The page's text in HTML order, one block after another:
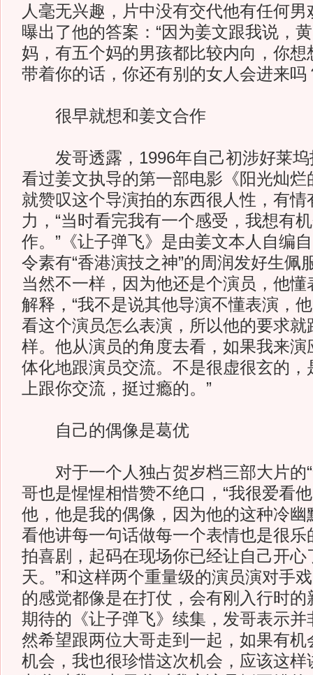
人毫无兴趣，片中没有交代他有任何
曝出了他的答案：“因为姜文跟我说，
妈，有五个妈的男孩都比较内向，你想
带着你的话，你还有别的女人会进来吗
很早就想和姜文合作
发哥透露，1996年自己初涉好莱坞
看过姜文执导的第一部电影《阳光灿烂
就赞叹这个导演拍的东西很人性，有情
力，“当时看完我有一个感受，我想有
作。”《让子弹飞》是由姜文本人自编
令素有“香港演技之神”的周润发好生佩
当然不一样，因为他还是个演员，他懂
解释，“我不是说其他导演不懂表演，
看这个演员怎么表演，所以他的要求就
样。他从演员的角度去看，如果我来演
体化地跟演员交流。不是很虚很玄的，
上跟你交流，挺过瘾的。”
自己的偶像是葛优
对于一个人独占贺岁档三部大片的“
哥也是惺惺相惜赞不绝口，“我很爱看
他，他是我的偶像，因为他的这种冷幽
看他讲每一句话做每一个表情也是很乐
拍喜剧，起码在现场你已经让自己开心
天。”和这样两个重量级的演员演对手
的感觉都像是在打仗，会有刚入行时的
期待的《让子弹飞》续集，发哥表示并
然希望跟两位大哥走到一起，如果有机
机会，我也很珍惜这次机会，应该这样